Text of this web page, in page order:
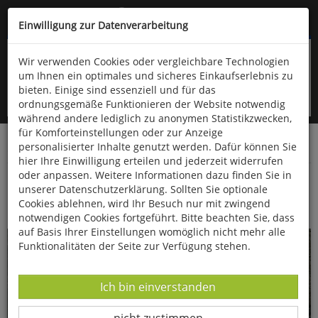
Kompletten Head der Seite überspringen
oder (06766) 9323-960
Startseite Bücher Essen & Trinken
Das große Buch vom Brot
Einwilligung zur Datenverarbeitung
Wir verwenden Cookies oder vergleichbare Technologien
um Ihnen ein optimales und sicheres Einkaufserlebnis zu
bieten. Einige sind essenziell und für das
ordnungsgemäße Funktionieren der Website notwendig
während andere lediglich zu anonymen Statistikzwecken,
für Komforteinstellungen oder zur Anzeige
personalisierter Inhalte genutzt werden. Dafür können Sie
hier Ihre Einwilligung erteilen und jederzeit widerrufen
oder anpassen. Weitere Informationen dazu finden Sie in
unserer Datenschutzerklärung. Sollten Sie optionale
Cookies ablehnen, wird Ihr Besuch nur mit zwingend
notwendigen Cookies fortgeführt. Bitte beachten Sie, dass
auf Basis Ihrer Einstellungen womöglich nicht mehr alle
Funktionalitäten der Seite zur Verfügung stehen.
Datenverarbeitung -
Ich bin einverstanden